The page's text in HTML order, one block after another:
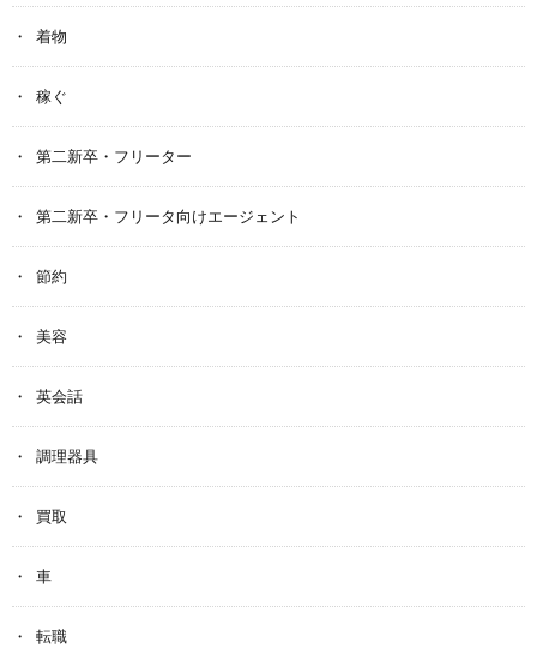
着物
稼ぐ
第二新卒・フリーター
第二新卒・フリータ向けエージェント
節約
美容
英会話
調理器具
買取
車
転職